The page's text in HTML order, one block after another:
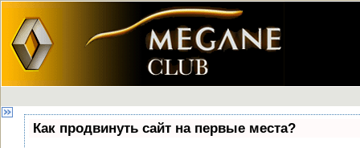
Как продвинуть сайт на первые места?